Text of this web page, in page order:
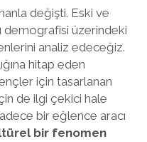
değişti. Eski ve
demografisi üzerindeki
analiz edeceğiz.
hitap eden
için tasarlanan
de ilgi çekici hale
bir eğlence aracı
bir fenomen